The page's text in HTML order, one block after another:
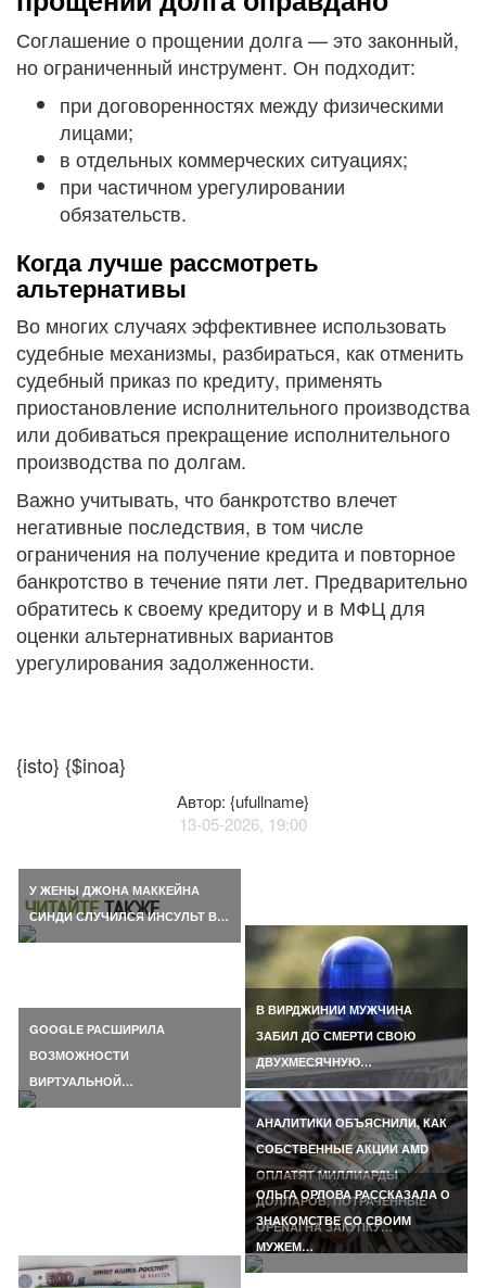
Соглашение о прощении долга — это законный,
но ограниченный инструмент. Он подходит:
при договоренностях между физическими
лицами;
в отдельных коммерческих ситуациях;
при частичном урегулировании
обязательств.
Когда лучше рассмотреть
альтернативы
Во многих случаях эффективнее использовать
судебные механизмы, разбираться, как отменить
судебный приказ по кредиту, применять
приостановление исполнительного производства
или добиваться прекращение исполнительного
производства по долгам.
Важно учитывать, что банкротство влечет
негативные последствия, в том числе
ограничения на получение кредита и повторное
банкротство в течение пяти лет. Предварительно
обратитесь к своему кредитору и в МФЦ для
оценки альтернативных вариантов
урегулирования задолженности.
{isto} {$inoa}
Автор: {ufullname}
13-05-2026, 19:00
ЧИТАЙТЕТАКЖЕ
У ЖЕНЫ ДЖОНА МАККЕЙНА
СИНДИ СЛУЧИЛСЯ ИНСУЛЬТ В…
В ВИРДЖИНИИ МУЖЧИНА
ЗАБИЛ ДО СМЕРТИ СВОЮ
ДВУХМЕСЯЧНУЮ…
GOOGLE РАСШИРИЛА
ВОЗМОЖНОСТИ
ВИРТУАЛЬНОЙ…
АНАЛИТИКИ ОБЪЯСНИЛИ, КАК
СОБСТВЕННЫЕ АКЦИИ AMD
ОПЛАТЯТ МИЛЛИАРДЫ
ДОЛЛАРОВ, ПОТРАЧЕННЫЕ
OPENAI НА ЗАКУПКУ…
ОЛЬГА ОРЛОВА РАССКАЗАЛА О
ЗНАКОМСТВЕ СО СВОИМ
МУЖЕМ…